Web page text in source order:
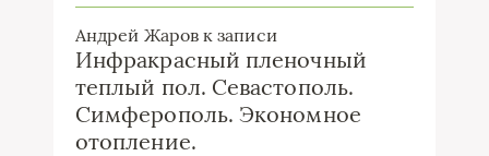
Андрей Жаровк записи
Инфракрасный пленочный
теплый пол. Севастополь.
Симферополь. Экономное
отопление.